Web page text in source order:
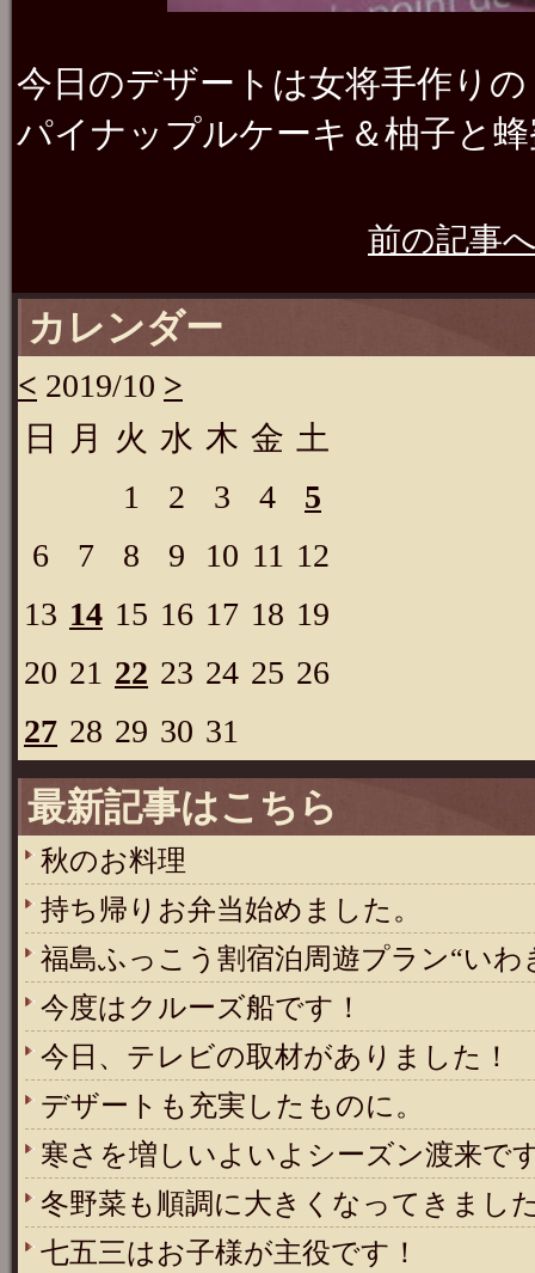
今日のデザートは女将手作りの
パイナップルケーキ＆柚子と
前の記事
カレンダー
< 2019/10 >
日
月 火 水 木 金 土
1
2 3 4
5
6
7 8 9 10 11 12
13 14 15 16 17 18 19
20 21 22 23 24 25 26
27 28 29 30 31
最新記事はこちら
秋のお料理
持ち帰りお弁当始めました。
福島ふっこう割宿泊周遊プラン“いわ
今度はクルーズ船です！
今日、テレビの取材がありました！
デザートも充実したものに。
寒さを増しいよいよシーズン渡来で
冬野菜も順調に大きくなってきまし
七五三はお子様が主役です！